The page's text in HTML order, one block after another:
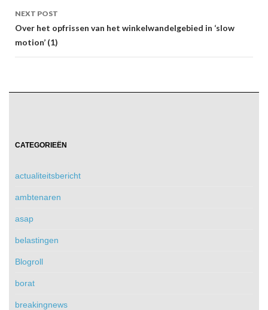
NEXT POST
Over het opfrissen van het winkelwandelgebied in ‘slow
motion’ (1)
CATEGORIEËN
actualiteitsbericht
ambtenaren
asap
belastingen
Blogroll
borat
breakingnews